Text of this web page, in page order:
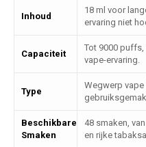
Inhoud
18 ml voor
ervaring niet
Capaciteit
Tot 9000
vape-ervaring.
Type
Wegwerp
Beschikbare
Smaken
48 smaken,
en rijke